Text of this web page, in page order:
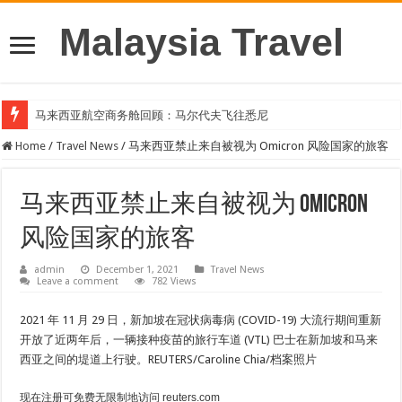
Malaysia Travel
马来西亚航空商务舱回顾：马尔代夫飞往悉尼
Home / Travel News / 马来西亚禁止来自被视为 Omicron 风险国家的旅客
马来西亚禁止来自被视为 Omicron
风险国家的旅客
admin December 1, 2021
Travel News
Leave a comment
782 Views
2021 年 11 月 29 日，新加坡在冠状病毒病 (COVID-19) 大流行期间重新
开放了近两年后，一辆接种疫苗的旅行车道 (VTL) 巴士在新加坡和马来
西亚之间的堤道上行驶。REUTERS/Caroline Chia/档案照片
现在注册可免费无限制地访问 reuters.com